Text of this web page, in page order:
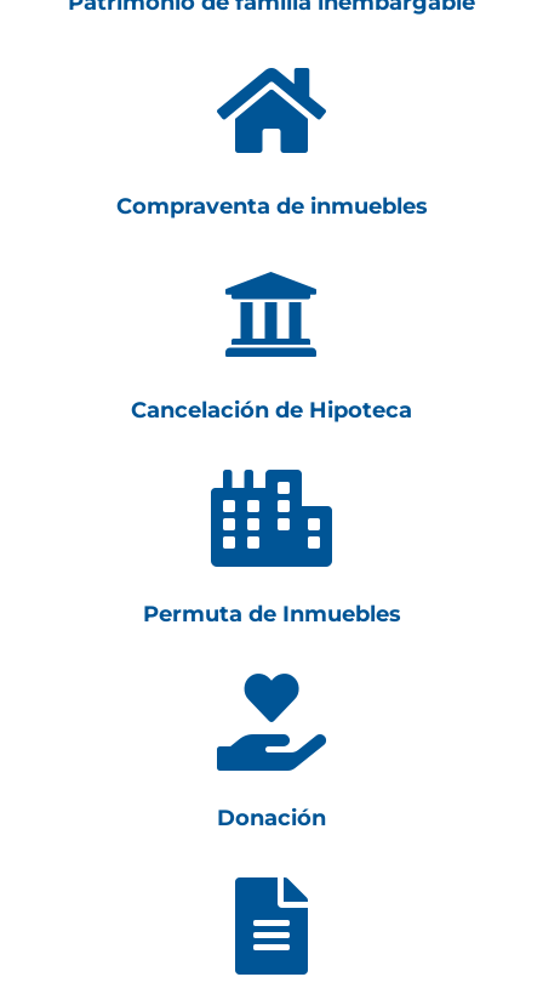

Compraventa de inmuebles

Cancelación de Hipoteca

Permuta de Inmuebles

Donación
